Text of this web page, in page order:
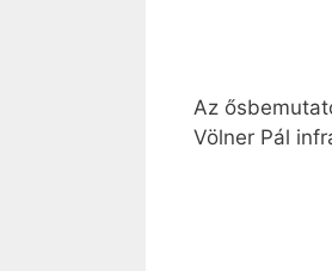
Az
Völner Pál